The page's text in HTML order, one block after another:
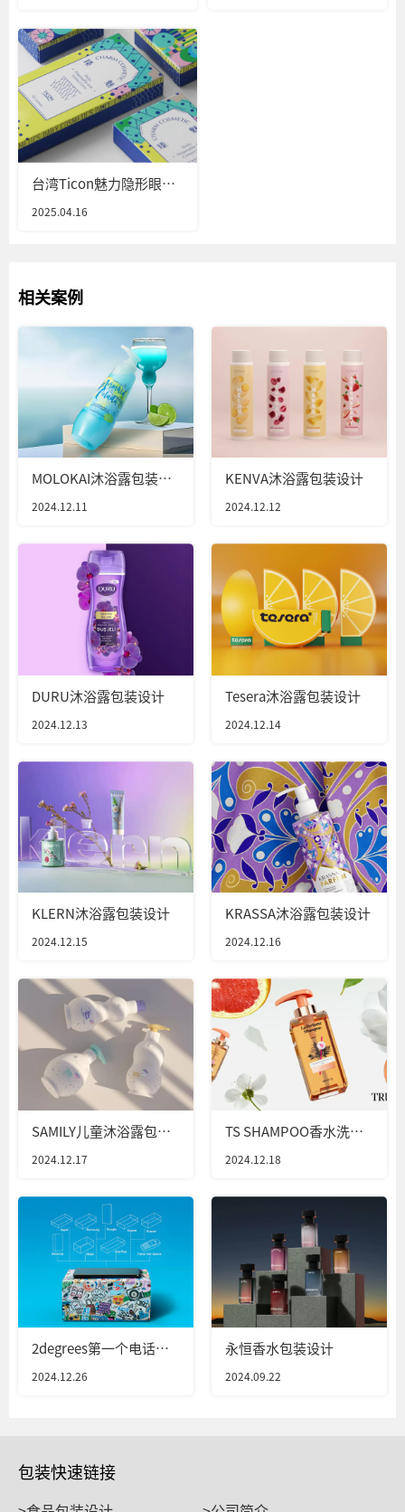
台湾Ticon魅力隐形眼镜
2025.04.16
相关案例
MOLOKAI沐浴露包装设
2024.12.11
KENVA沐浴露包装设计
2024.12.12
DURU沐浴露包装设计
2024.12.13
Tesera沐浴露包装设计
2024.12.14
KLERN沐浴露包装设计
2024.12.15
KRASSA沐浴露包装设计
2024.12.16
SAMILY儿童沐浴露包装
2024.12.17
TS SHAMPOO香水洗发
2024.12.18
2degrees第一个电话亭
2024.12.26
永恒香水包装设计
2024.09.22
包装快速链接